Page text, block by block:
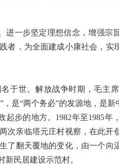
进一步坚定理想信念，增强宗
者，为全面建成小康社会，实
于世。解放战争时期，毛主
是“两个务必”的发源地，是新
起步的地方。 1982年至1985年
次亲临塔元庄村视察，在此开
了翻天覆地的变化，由一个向
民居建设示范村。